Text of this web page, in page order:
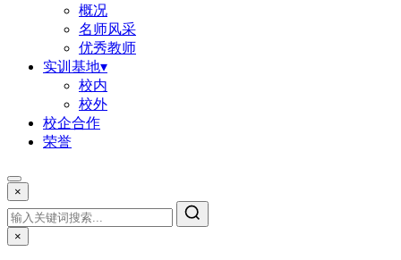
概况
名师风采
优秀教师
实训基地▾
校内
校外
校企合作
荣誉
×
×